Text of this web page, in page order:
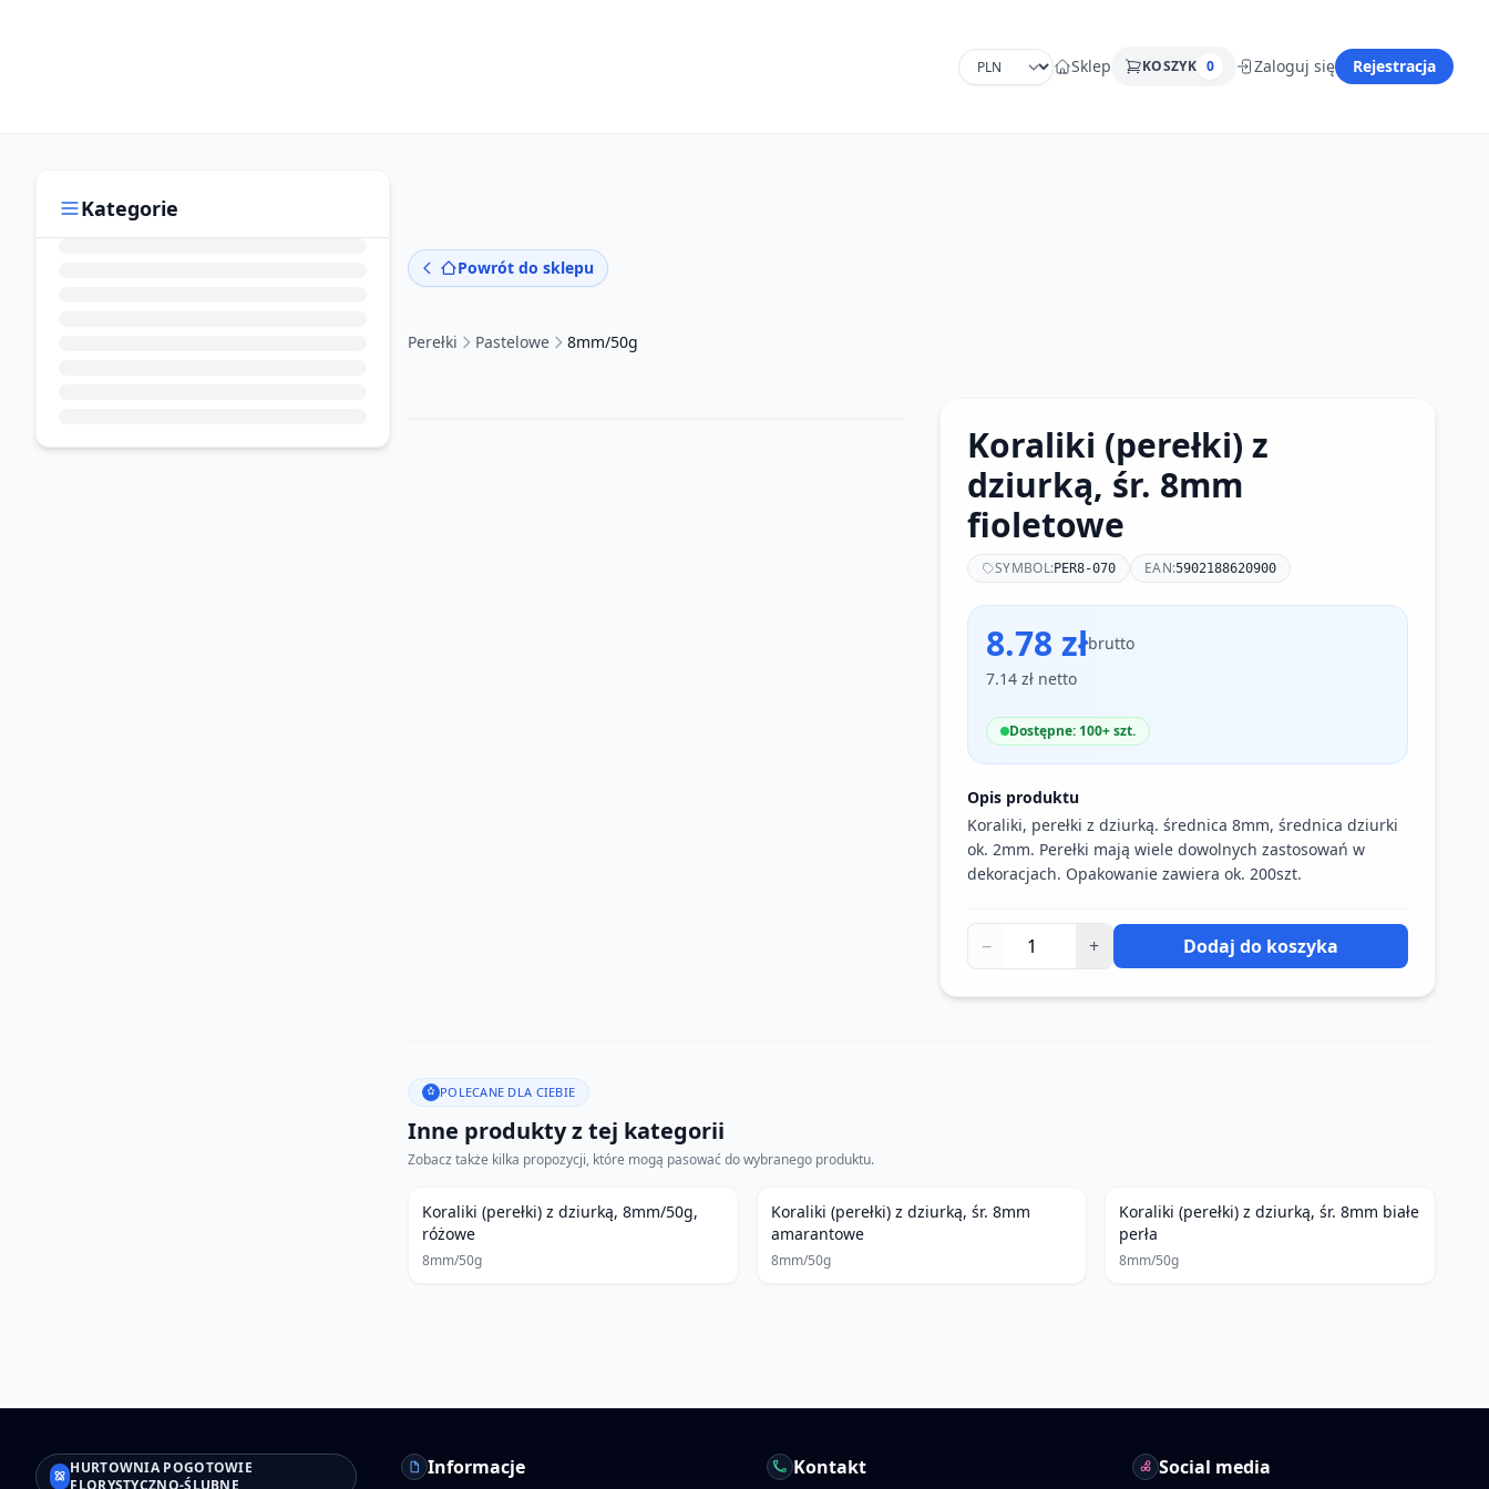
Sklep KOSZYK 0 Zaloguj się Rejestracja
Kategorie
Powrót do sklepu
Perełki Pastelowe 8mm/50g
Koraliki (perełki) z
dziurką, śr. 8mm
fioletowe
SYMBOL:PER8-070 EAN:5902188620900
8.78 złbrutto
7.14 zł netto
Dostępne: 100+ szt.
Opis produktu
Koraliki, perełki z dziurką. średnica 8mm, średnica dziurki
ok. 2mm. Perełki mają wiele dowolnych zastosowań w
dekoracjach. Opakowanie zawiera ok. 200szt.
− + Dodaj do koszyka
POLECANE DLA CIEBIE
Inne produkty z tej kategorii
Zobacz także kilka propozycji, które mogą pasować do wybranego produktu.
Koraliki (perełki) z dziurką, 8mm/50g,
różowe
8mm/50g
Koraliki (perełki) z dziurką, śr. 8mm
amarantowe
8mm/50g
Koraliki (perełki) z dziurką, śr. 8mm białe
perła
8mm/50g
HURTOWNIA POGOTOWIE
FLORYSTYCZNO-ŚLUBNE
Informacje Kontakt Social media